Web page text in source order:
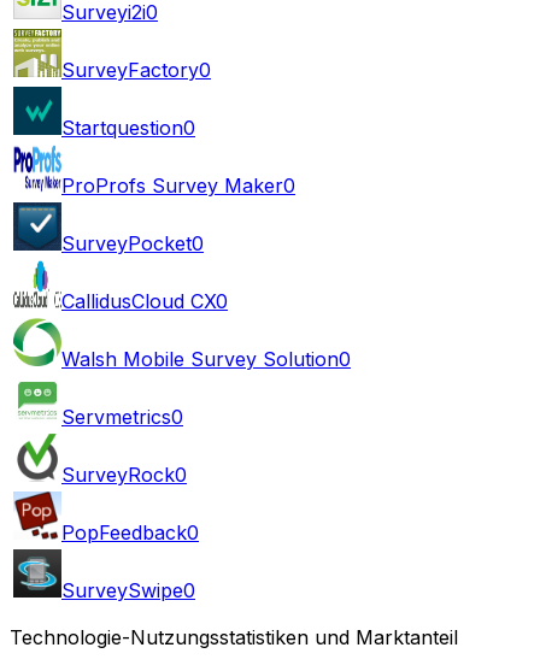
Surveyi2i0
SurveyFactory0
Startquestion0
ProProfs Survey Maker0
SurveyPocket0
CallidusCloud CX0
Walsh Mobile Survey Solution0
Servmetrics0
SurveyRock0
PopFeedback0
SurveySwipe0
Technologie-Nutzungsstatistiken und Marktanteil